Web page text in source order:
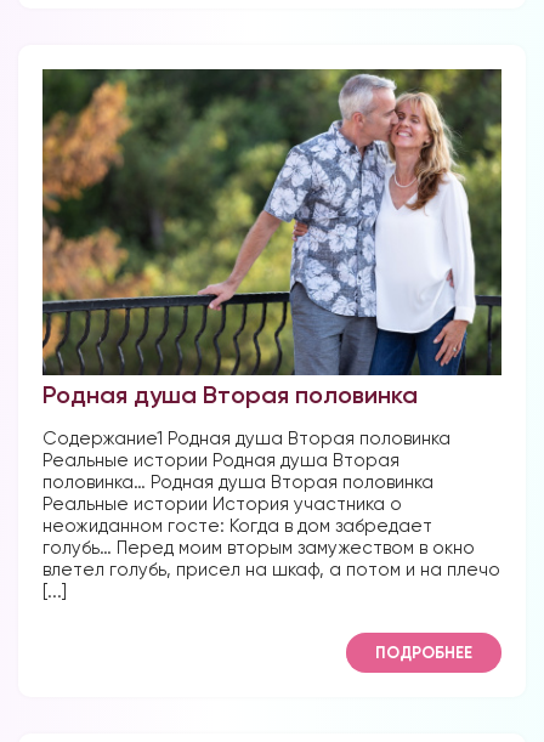
Родная душа Вторая половинка
Содержание1 Родная душа Вторая половинка
Реальные истории Родная душа Вторая
половинка… Родная душа Вторая половинка
Реальные истории История участника о
неожиданном госте: Когда в дом забредает
голубь… Перед моим вторым замужеством в окно
влетел голубь, присел на шкаф, а потом и на плечо
[...]
ПОДРОБНЕЕ